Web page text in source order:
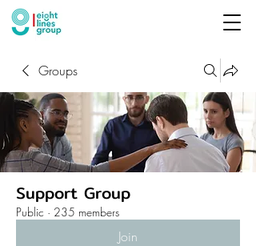
Groups
Support Group
Public · 235 members
Join